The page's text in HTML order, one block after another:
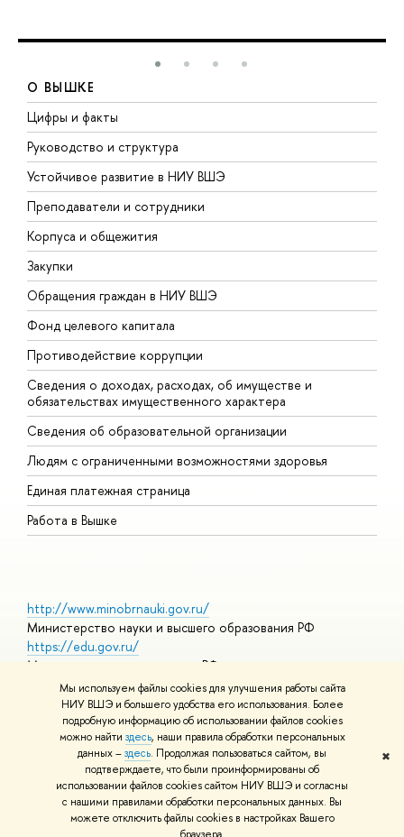
Мы используем файлы cookies для улучшения работы сайта
НИУ ВШЭ и большего удобства его использования. Более
подробную информацию об использовании файлов cookies
можно найти здесь, наши правила обработки персональных
данных –здесь. Продолжая пользоваться сайтом, вы
подтверждаете, что были проинформированы об
использовании файлов cookies сайтом НИУ ВШЭ и согласны
с нашими правилами обработки персональных данных. Вы
можете отключить файлы cookies в настройках Вашего
✖
О ВЫШКЕ
Цифры и факты
Руководство и структура
Устойчивое развитие в НИУ ВШЭ
Преподаватели и сотрудники
Корпуса и общежития
Закупки
Обращения граждан в НИУ ВШЭ
Фонд целевого капитала
Противодействие коррупции
Сведения о доходах, расходах, об имуществе и
обязательствах имущественного характера
Сведения об образовательной организации
Людям с ограниченными возможностями здоровья
Единая платежная страница
Работа в Вышке
http://www.minobrnauki.gov.ru/
Министерство науки и высшего образования РФ
https://edu.gov.ru/
Министерство просвещения РФ
https://elearning.hse.ru/mooc
Массовые открытые онлайн-курсы
© НИУ ВШЭ 1993–2026 Адреса и контактыУсловия
использования материалов Политика конфиденциальности
Шрифты HSE Sans и HSE Slab разработаны вШколе дизайна НИУ